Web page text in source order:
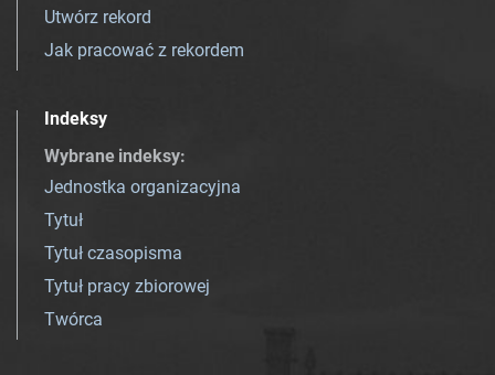
Utwórz rekord
Jak pracować z rekordem
Indeksy
Wybrane indeksy:
Jednostka organizacyjna
Tytuł
Tytuł czasopisma
Tytuł pracy zbiorowej
Twórca